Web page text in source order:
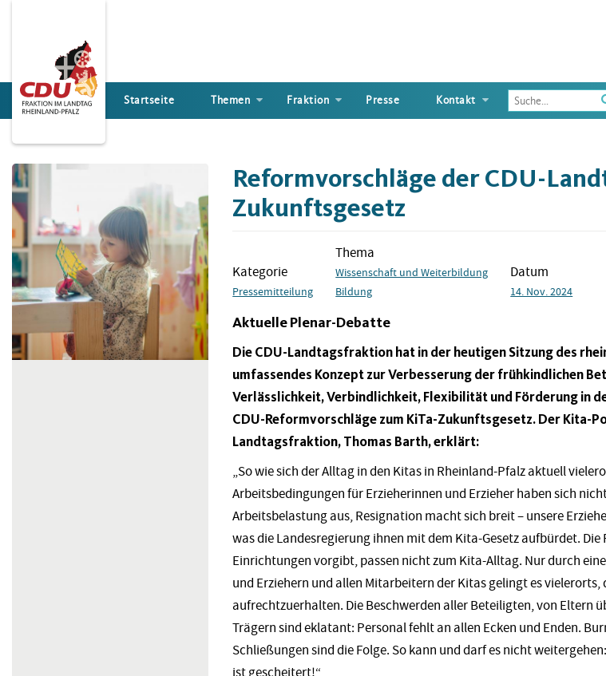
Startseite Themen Fraktion Presse Kontakt
Enter
the
to
Reformvorschläge der CDU-
Zukunftsgesetz
Kategorie
Pressemitteilung
Thema
Wissenschaft und Weiterbildung
Bildung
Datum
14. Nov. 2024
Aktuelle Plenar-Debatte
Die CDU-Landtagsfraktion hat in der heutigen Sitzung des
umfassendes Konzept zur Verbesserung der frühkindlichen
Verlässlichkeit, Verbindlichkeit, Flexibilität und Förderung in
CDU-Reformvorschläge zum KiTa-Zukunftsgesetz. Der Kita-
Landtagsfraktion, Thomas Barth, erklärt:
„So wie sich der Alltag in den Kitas in Rheinland-Pfalz aktuell
Arbeitsbedingungen für Erzieherinnen und Erzieher haben sich
Arbeitsbelastung aus, Resignation macht sich breit – unsere
was die Landesregierung ihnen mit dem Kita-Gesetz aufbürdet.
Einrichtungen vorgibt, passen nicht zum Kita-Alltag. Nur durch
und Erziehern und allen Mitarbeitern der Kitas gelingt es vielerorts,
aufrechtzuerhalten. Die Beschwerden aller Beteiligten, von Eltern
Trägern sind eklatant: Personal fehlt an allen Ecken und Enden.
Schließungen sind die Folge. So kann und darf es nicht
ist gescheitert!“